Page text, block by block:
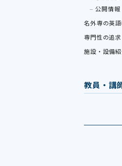
公開情報
名外専の英
専門性の追求
施設・設備
教員・講